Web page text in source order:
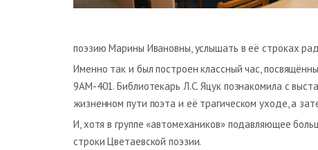
поэзию Марины Ивановны, услышать в её строках
Именно так и был построен классный час,
9АМ-401. Библиотекарь Л.С. Яцук познакомила с
жизненном пути поэта и её трагическом уходе, а
И, хотя в группе «автомехаников» подавляющее
строки Цветаевской поэзии.